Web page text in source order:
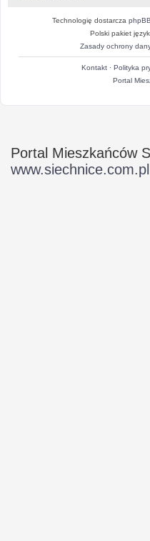
Technologię dostarcza phpBB
Polski pakiet
Zasady ochrony
Kontakt· Polityka
Portal
Portal Mieszkańców
www.siechnice.com.pl